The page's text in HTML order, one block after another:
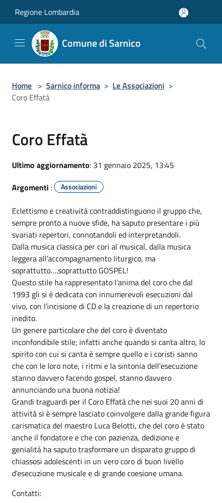
Regione Lombardia
Comune di Sarnico
Home > Sarnico informa > Le Associazioni >
Coro Effatà
Coro Effatà
Ultimo aggiornamento: 31 gennaio 2025, 13:45
Argomenti : Associazioni
Eclettismo e creatività contraddistinguono il gruppo che,
sempre pronto a nuove sfide, ha saputo presentare i più
svariati repertori, connotandoli ed interpretandoli.
Dalla musica classica per cori al musical, dalla musica
leggera all’accompagnamento liturgico, ma
soprattutto….soprattutto GOSPEL!
Questo stile ha rappresentato l’anima del coro che dal
1993 gli si è dedicata con innumerevoli esecuzioni dal
vivo, con l’incisione di CD e la creazione di un repertorio
inedito.
Un genere particolare che del coro è diventato
inconfondibile stile; infatti anche quando si canta altro, lo
spirito con cui si canta è sempre quello e i coristi sanno
che con le loro note, i ritmi e la sintonia dell’esecuzione
stanno davvero facendo gospel, stanno davvero
annunciando una buona notizia!
Grandi traguardi per il Coro Effatà che nei suoi 20 anni di
attività si è sempre lasciato coinvolgere dalla grande figura
carismatica del maestro Luca Belotti, che del coro è stato
anche il fondatore e che con pazienza, dedizione e
genialità ha saputo trasformare un disparato gruppo di
chiassosi adolescenti in un vero coro di buon livello
d’esecuzione musicale e di grande coesione umana.
Contatti: